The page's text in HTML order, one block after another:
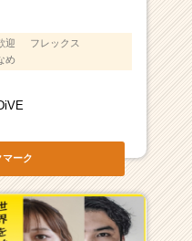
マーク
迎
フレックス
め